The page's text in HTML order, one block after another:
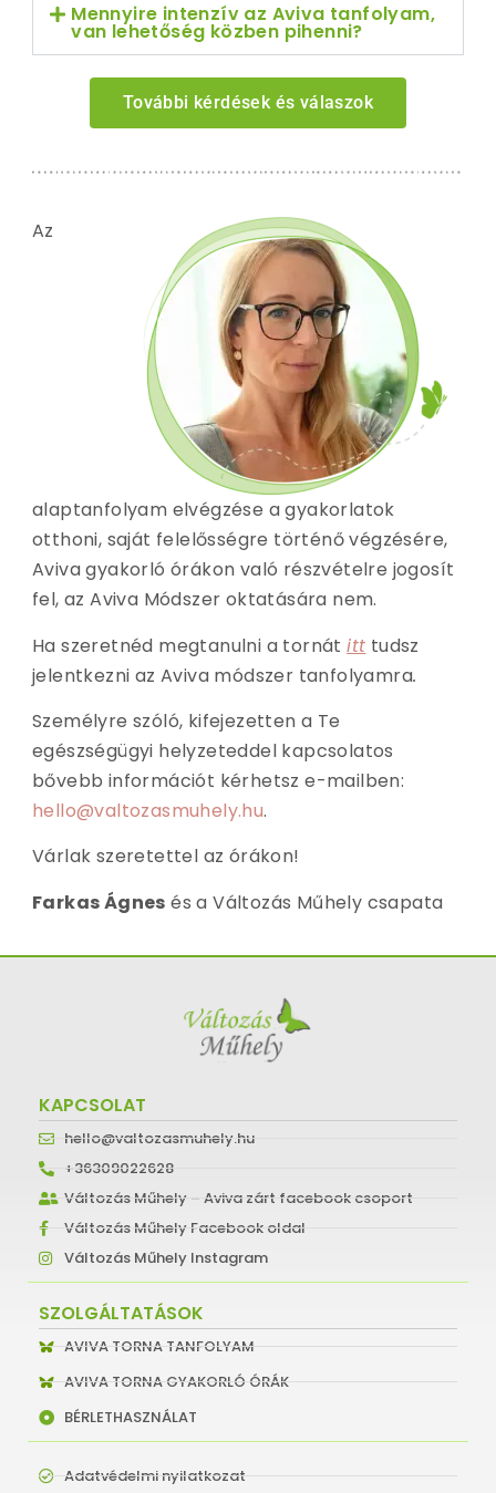
Mennyire intenzív az Aviva tanfolyam,
van lehetőség közben pihenni?
További kérdések és válaszok
Az
alaptanfolyam elvégzése a gyakorlatok
otthoni, saját felelősségre történő végzésére,
Aviva gyakorló órákon való részvételre jogosít
fel, az Aviva Módszer oktatására nem.
Ha szeretnéd megtanulni a tornátitt tudsz
jelentkezni az Aviva módszer tanfolyamra.
Személyre szóló, kifejezetten a Te
egészségügyi helyzeteddel kapcsolatos
bővebb információt kérhetsz e-mailben:
hello@valtozasmuhely.hu.
Várlak szeretettel az órákon!
Farkas Ágnes és a Változás Műhely csapata
KAPCSOLAT
hello@valtozasmuhely.hu
+36309022628
Változás Műhely – Aviva zárt facebook csoport
Változás Műhely Facebook oldal
Változás Műhely Instagram
SZOLGÁLTATÁSOK
AVIVA TORNA TANFOLYAM
AVIVA TORNA GYAKORLÓ ÓRÁK
BÉRLETHASZNÁLAT
Adatvédelmi nyilatkozat